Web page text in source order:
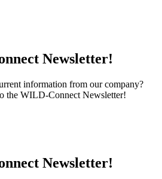
Newsletter!
information from our company?
the WILD-Connect Newsletter!
Newsletter!